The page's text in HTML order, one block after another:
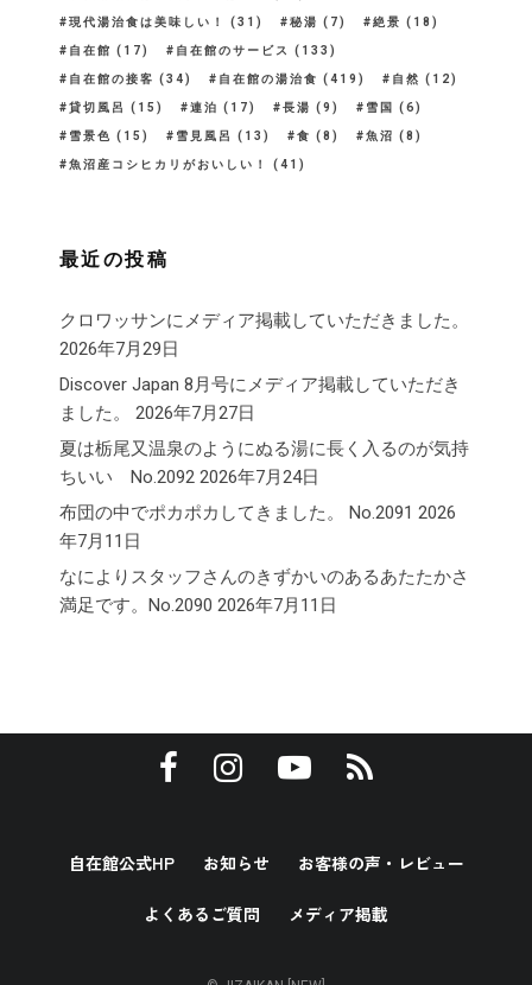
現代湯治食は美味しい！ (31) 秘湯 (7) 絶景 (18)
自在館 (17) 自在館のサービス (133)
自在館の接客 (34) 自在館の湯治食 (419) 自然 (12)
貸切風呂 (15) 連泊 (17) 長湯 (9) 雪国 (6)
雪景色 (15) 雪見風呂 (13) 食 (8) 魚沼 (8)
魚沼産コシヒカリがおいしい！ (41)
最近の投稿
クロワッサンにメディア掲載していただきました。
2026年7月29日
Discover Japan 8月号にメディア掲載していただき
ました。
2026年7月27日
夏は栃尾又温泉のようにぬる湯に長く入るのが気持
ちいい No.2092 2026年7月24日
布団の中でポカポカしてきました。 No.2091 2026
年7月11日
なによりスタッフさんのきずかいのあるあたたかさ
満足です。No.2090 2026年7月11日
自在館公式HP お知らせ お客様の声・レビュー
よくあるご質問 メディア掲載